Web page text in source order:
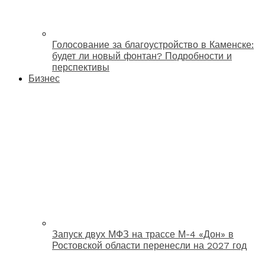
Голосование за благоустройство в Каменске:
будет ли новый фонтан? Подробности и
перспективы
Бизнес
Запуск двух МФЗ на трассе М-4 «Дон» в
Ростовской области перенесли на 2027 год